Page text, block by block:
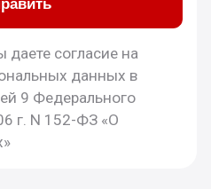
согласие на
данных в
9 Федерального
г. N 152-ФЗ «О